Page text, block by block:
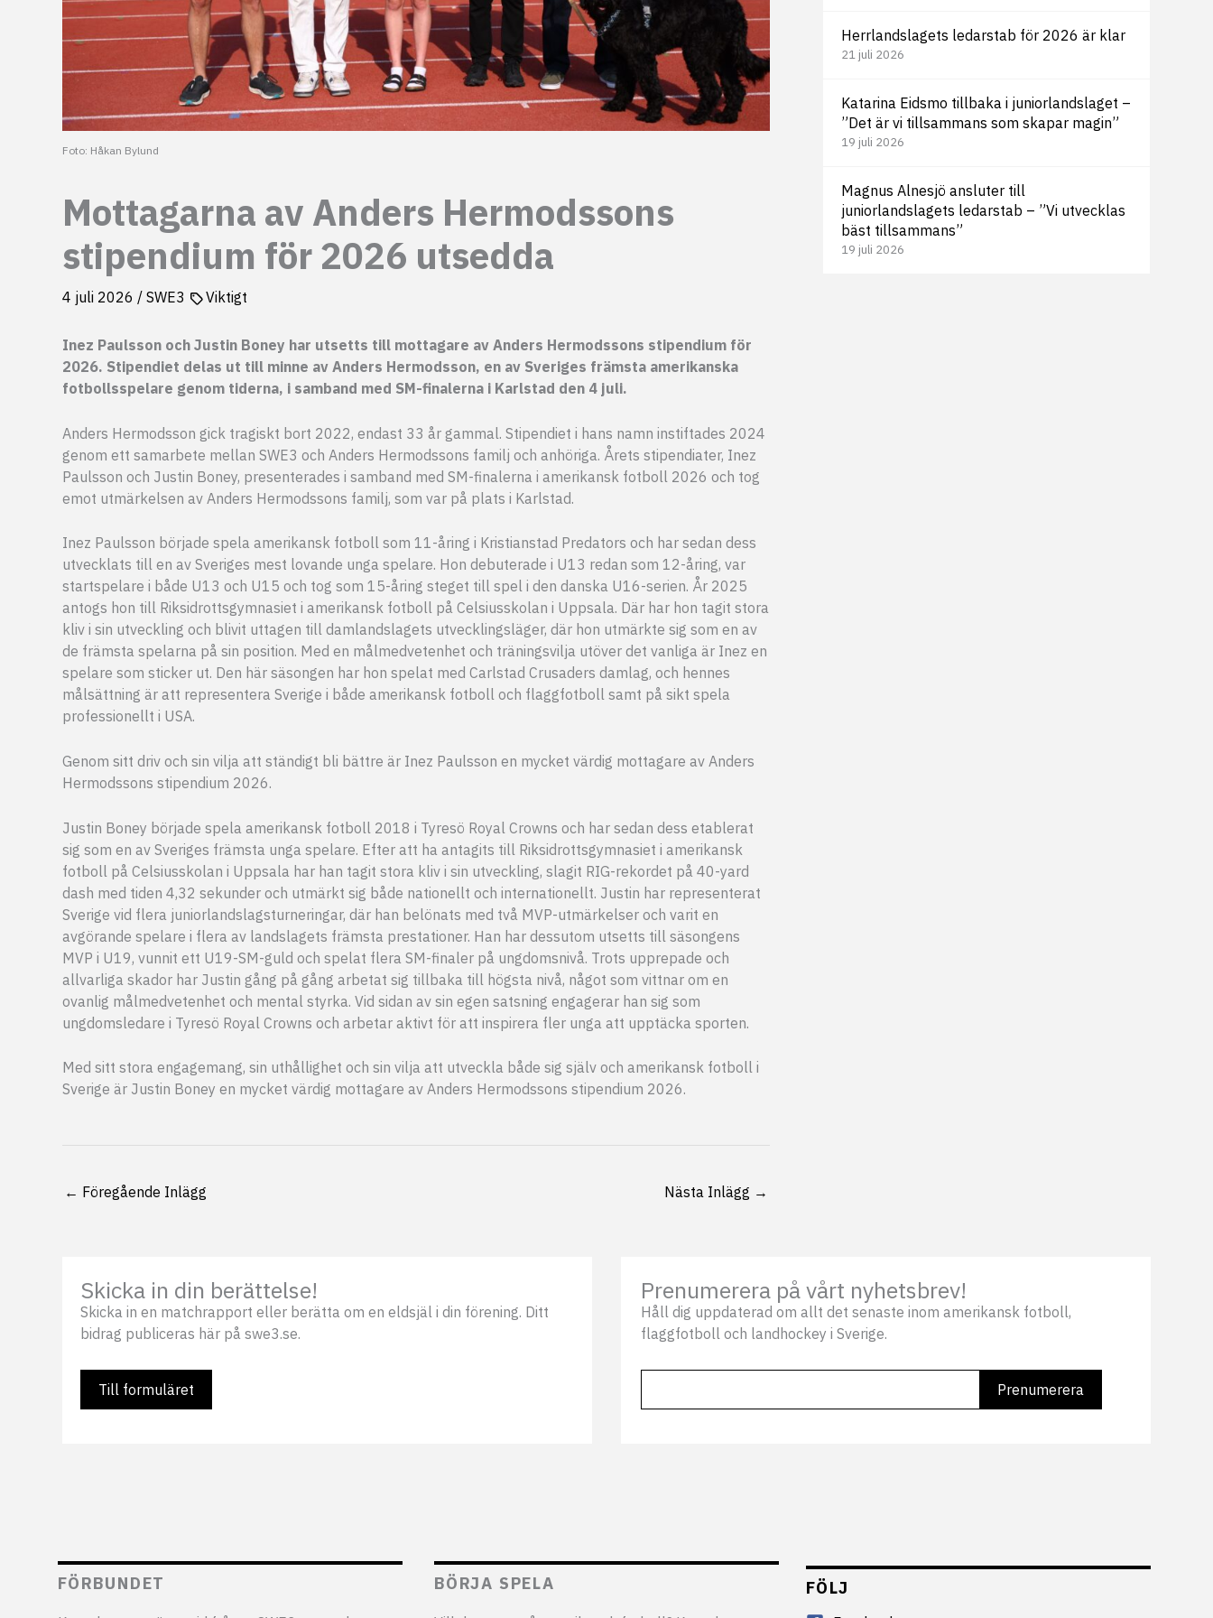
Foto: Håkan Bylund
Mottagarna av Anders Hermodssons
stipendium för 2026 utsedda
4 juli 2026 / SWE3 Viktigt
Inez Paulsson och Justin Boney har utsetts till mottagare av Anders Hermodssons stipendium för
2026. Stipendiet delas ut till minne av Anders Hermodsson, en av Sveriges främsta amerikanska
fotbollsspelare genom tiderna, i samband med SM-finalerna i Karlstad den 4 juli.
Anders Hermodsson gick tragiskt bort 2022, endast 33 år gammal. Stipendiet i hans namn instiftades 2024
genom ett samarbete mellan SWE3 och Anders Hermodssons familj och anhöriga. Årets stipendiater, Inez
Paulsson och Justin Boney, presenterades i samband med SM-finalerna i amerikansk fotboll 2026 och tog
emot utmärkelsen av Anders Hermodssons familj, som var på plats i Karlstad.
Inez Paulsson började spela amerikansk fotboll som 11-åring i Kristianstad Predators och har sedan dess
utvecklats till en av Sveriges mest lovande unga spelare. Hon debuterade i U13 redan som 12-åring, var
startspelare i både U13 och U15 och tog som 15-åring steget till spel i den danska U16-serien. År 2025
antogs hon till Riksidrottsgymnasiet i amerikansk fotboll på Celsiusskolan i Uppsala. Där har hon tagit stora
kliv i sin utveckling och blivit uttagen till damlandslagets utvecklingsläger, där hon utmärkte sig som en av
de främsta spelarna på sin position. Med en målmedvetenhet och träningsvilja utöver det vanliga är Inez en
spelare som sticker ut. Den här säsongen har hon spelat med Carlstad Crusaders damlag, och hennes
målsättning är att representera Sverige i både amerikansk fotboll och flaggfotboll samt på sikt spela
professionellt i USA.
Genom sitt driv och sin vilja att ständigt bli bättre är Inez Paulsson en mycket värdig mottagare av Anders
Hermodssons stipendium 2026.
Justin Boney började spela amerikansk fotboll 2018 i Tyresö Royal Crowns och har sedan dess etablerat
sig som en av Sveriges främsta unga spelare. Efter att ha antagits till Riksidrottsgymnasiet i amerikansk
fotboll på Celsiusskolan i Uppsala har han tagit stora kliv i sin utveckling, slagit RIG-rekordet på 40-yard
dash med tiden 4,32 sekunder och utmärkt sig både nationellt och internationellt. Justin har representerat
Sverige vid flera juniorlandslagsturneringar, där han belönats med två MVP-utmärkelser och varit en
avgörande spelare i flera av landslagets främsta prestationer. Han har dessutom utsetts till säsongens
MVP i U19, vunnit ett U19-SM-guld och spelat flera SM-finaler på ungdomsnivå. Trots upprepade och
allvarliga skador har Justin gång på gång arbetat sig tillbaka till högsta nivå, något som vittnar om en
ovanlig målmedvetenhet och mental styrka. Vid sidan av sin egen satsning engagerar han sig som
ungdomsledare i Tyresö Royal Crowns och arbetar aktivt för att inspirera fler unga att upptäcka sporten.
Med sitt stora engagemang, sin uthållighet och sin vilja att utveckla både sig själv och amerikansk fotboll i
Sverige är Justin Boney en mycket värdig mottagare av Anders Hermodssons stipendium 2026.
← Föregående Inlägg Nästa Inlägg →
Herrlandslagets ledarstab för 2026 är klar
21 juli 2026
Katarina Eidsmo tillbaka i juniorlandslaget –
”Det är vi tillsammans som skapar magin”
19 juli 2026
Magnus Alnesjö ansluter till
juniorlandslagets ledarstab – ”Vi utvecklas
bäst tillsammans”
19 juli 2026
Skicka in din berättelse!
Skicka in en matchrapport eller berätta om en eldsjäl i din förening. Ditt
bidrag publiceras här på swe3.se.
Till formuläret
Prenumerera på vårt nyhetsbrev!
Håll dig uppdaterad om allt det senaste inom amerikansk fotboll,
flaggfotboll och landhockey i Sverige.
FÖRBUNDET BÖRJA SPELA FÖLJ